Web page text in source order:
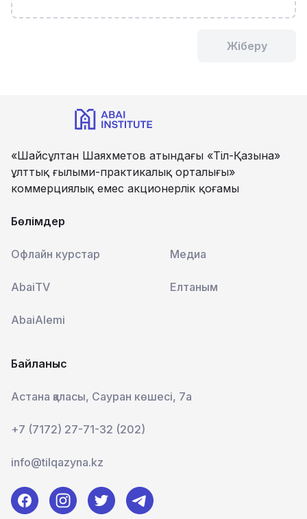
Жіберу
«Шайсұлтан Шаяхметов атындағы «Тіл-Қазына»
ұлттық ғылыми-практикалық орталығы»
коммерциялық емес акционерлік қоғамы
Бөлімдер
Офлайн курстар Медиа
AbaiTV Елтаным
AbaiAlemi
Байланыс
Астана қаласы, Сауран көшесі, 7а
+7 (7172) 27-71-32 (202)
info@tilqazyna.kz